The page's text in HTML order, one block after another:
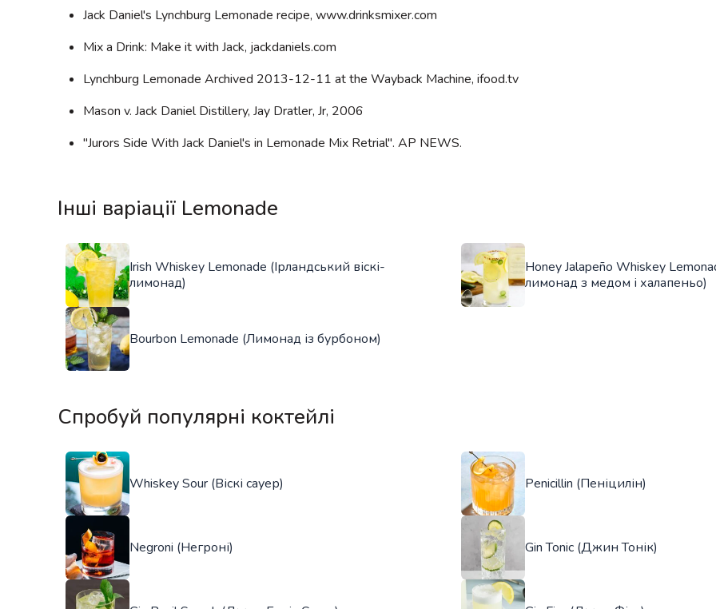
Jack Daniel's Lynchburg Lemonade recipe, www.drinksmixer.com
Mix a Drink: Make it with Jack, jackdaniels.com
Lynchburg Lemonade Archived 2013-12-11 at the Wayback Machine, ifood.tv
Mason v. Jack Daniel Distillery, Jay Dratler, Jr, 2006
"Jurors Side With Jack Daniel's in Lemonade Mix Retrial". AP NEWS.
Інші варіації Lemonade
Irish Whiskey Lemonade (Ірландський віскі-
лимонад)
Honey Jalapeño Whiskey
лимонад з медом і халапеньо)
Bourbon Lemonade (Лимонад із бурбоном)
Спробуй популярні коктейлі
Whiskey Sour (Віскі сауер) Penicillin (Пеніцилін)
Negroni (Негроні) Gin Tonic (Джин Тонік)